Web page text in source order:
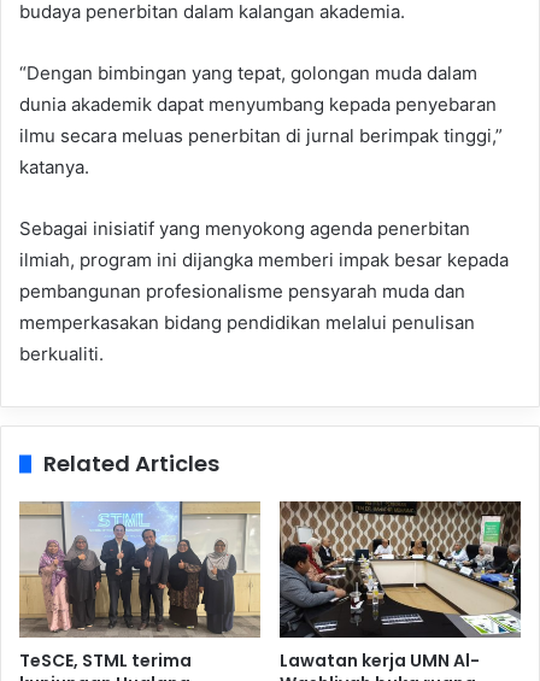
budaya penerbitan dalam kalangan akademia.
“Dengan bimbingan yang tepat, golongan muda dalam
dunia akademik dapat menyumbang kepada penyebaran
ilmu secara meluas penerbitan di jurnal berimpak tinggi,”
katanya.
Sebagai inisiatif yang menyokong agenda penerbitan
ilmiah, program ini dijangka memberi impak besar kepada
pembangunan profesionalisme pensyarah muda dan
memperkasakan bidang pendidikan melalui penulisan
berkualiti.
Related Articles
TeSCE, STML terima
Lawatan kerja UMN Al-